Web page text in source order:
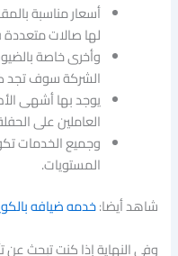
أسعار مناسبة
لها صالات
وأخرى خاصة
الشركة سوف تجد
يوجد بها أشهى
العاملين على
وجميع الخدمات
المستويات.
شاهد أيضا:خدمه ضيافه بالكويت
وفي النهاية إذا كنت تبحث